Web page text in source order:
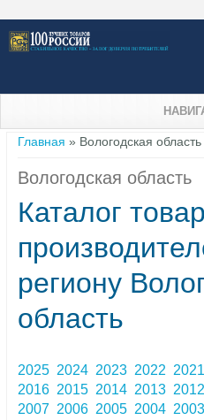
Вы здесь
Главная » Вологодская область
Вологодская область
Каталог
региону
область
2025 2024 2023 2022 2021
2016 2015 2014 2013 2012
2007 2006 2005 2004 2003